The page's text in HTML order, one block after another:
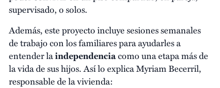
supervisado, o solos.
Además, este proyecto incluye sesiones semanales
de trabajo con los familiares para ayudarles a
entender laindependenciacomo una etapa más de
la vida de sus hijos. Así lo explica Myriam Becerril,
responsable de la vivienda: